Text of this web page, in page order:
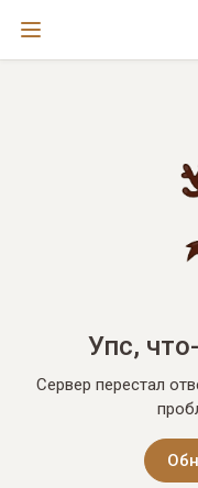
Упс,
Сервер перестал